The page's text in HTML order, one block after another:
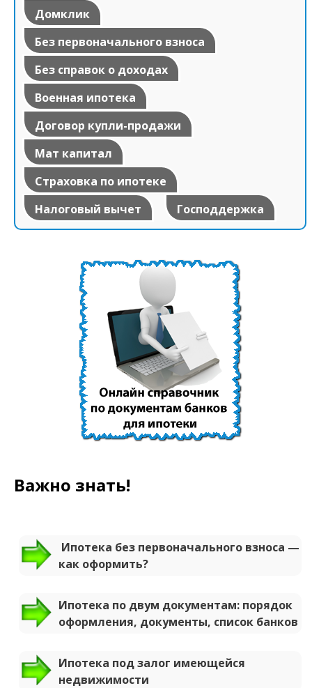
Домклик
Без первоначального взноса
Без справок о доходах
Военная ипотека
Договор купли-продажи
Мат капитал
Страховка по ипотеке
Налоговый вычет
Господдержка
Важно знать!
Ипотека без первоначального взноса —
как оформить?
Ипотека по двум документам: порядок
оформления, документы, список банков
Ипотека под залог имеющейся
недвижимости